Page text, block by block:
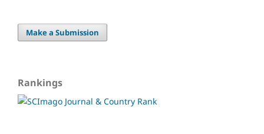
Make a Submission
Rankings